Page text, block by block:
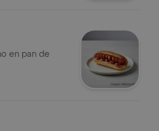
en pan de